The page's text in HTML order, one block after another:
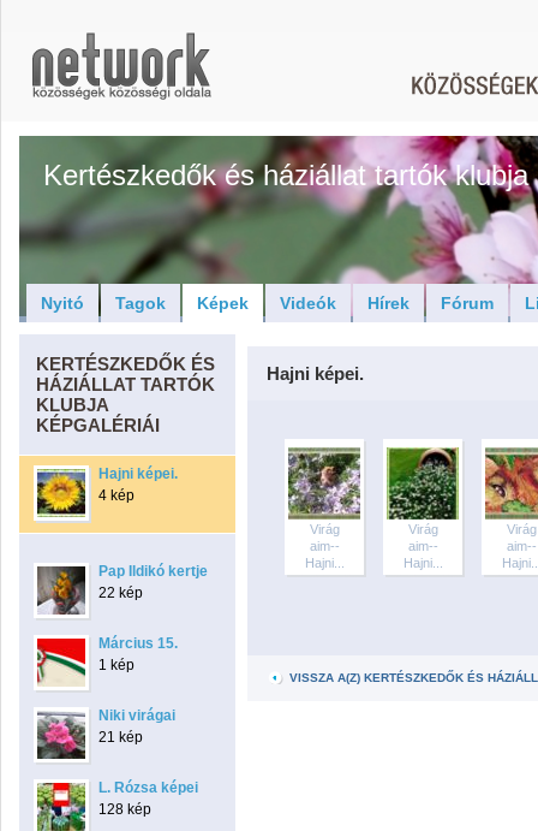
Kertészkedők és háziállat tartók klubja
Nyitó Tagok Képek Videók Hírek Fórum
KERTÉSZKEDŐK ÉS
HÁZIÁLLAT TARTÓK
KLUBJA
KÉPGALÉRIÁI
Hajni képei.
4 kép
Pap Ildikó kertje
22 kép
Március 15.
1 kép
Niki virágai
21 kép
L. Rózsa képei
128 kép
Hajni képei.
Virág
aim--
Hajni...
Virág
aim--
Hajni...
Virág
aim--
VISSZA A(Z) KERTÉSZKEDŐK ÉS